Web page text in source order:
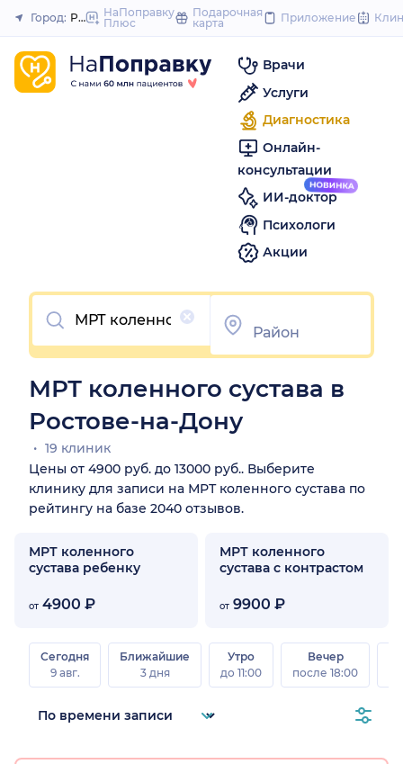
to
Закрыть
Город: Ростов-на-Дону
НаПоправку
Плюс
Подарочная
карта
Приложение
Врачи
Услуги
Диагностика
Онлайн-
консультации
ИИ-доктор
Психологи
Акции
Очистить
МРТ коленного сустава в
Ростове-на-Дону
19 клиник
Цены от 4900 руб. до 13000 руб.. Выберите
клинику для записи на МРТ коленного сустава по
рейтингу на базе 2040 отзывов.
МРТ коленного
сустава ребенку
от 4900 ₽
МРТ коленного
сустава с контрастом
от 9900 ₽
Сегодня
9 авг.
Ближайшие
3 дня
Утро
до 11:00
Вечер
после 18:00